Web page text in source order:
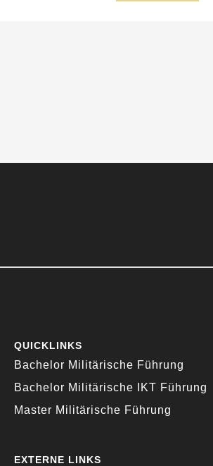
QUICKLINKS
Bachelor Militärische Führung
Bachelor Militärische IKT Führung
Master Militärische Führung
EXTERNE LINKS